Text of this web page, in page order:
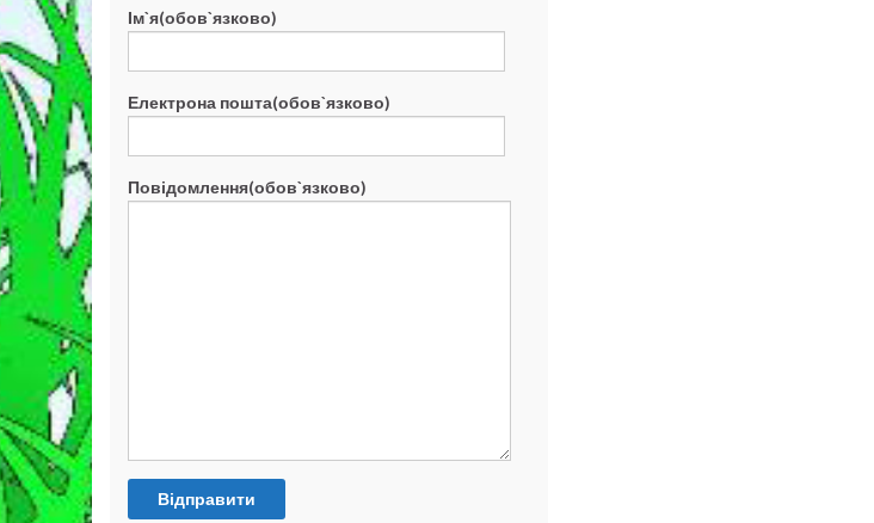
Ім`я(обов`язково)
Електрона пошта(обов`язково)
Повідомлення(обов`язково)